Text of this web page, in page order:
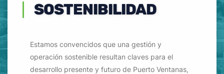
SOSTENIBILIDAD
Estamos convencidos que una gestión y
operación sostenible resultan claves para el
desarrollo presente y futuro de Puerto Ventanas,